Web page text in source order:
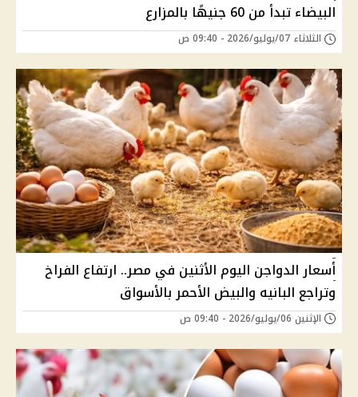
البيضاء تبدأ من 60 جنيهًا بالمزارع
الثلاثاء 07/يوليو/2026 - 09:40 ص
أسعار الدواجن اليوم الأثنين في مصر.. ارتفاع الفراخ
وتراجع البانيه والبيض الأحمر بالأسواق
الإثنين 06/يوليو/2026 - 09:40 ص